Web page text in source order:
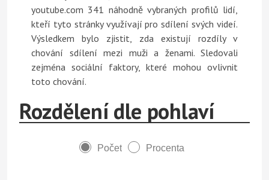
youtube.com 341 náhodně vybraných profilů lidí,
kteří tyto stránky využívají pro sdílení svých videí.
Výsledkem bylo zjistit, zda existují rozdíly v
chování sdílení mezi muži a ženami. Sledovali
zejména sociální faktory, které mohou ovlivnit
toto chování.
Rozdělení dle pohlaví
Počet Procenta